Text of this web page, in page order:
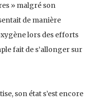
» malgré son
de manière
lors des efforts
fait de s’allonger sur
son état s’est encore